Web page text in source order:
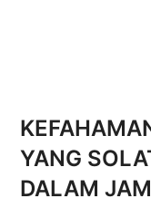
YANG
DALAM